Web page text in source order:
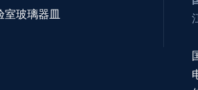
室玻璃器皿